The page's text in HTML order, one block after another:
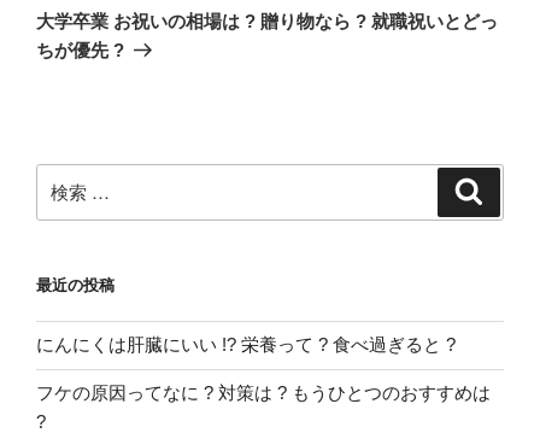
ー
シ
の
投
大学卒業 お祝いの相場は ? 贈り物なら ? 就職祝いとどっ
ちが優先 ?
索:
最近の投稿
にんにくは肝臓にいい !? 栄養って ? 食べ過ぎると ?
フケの原因ってなに ? 対策は ? もうひとつのおすすめは
?